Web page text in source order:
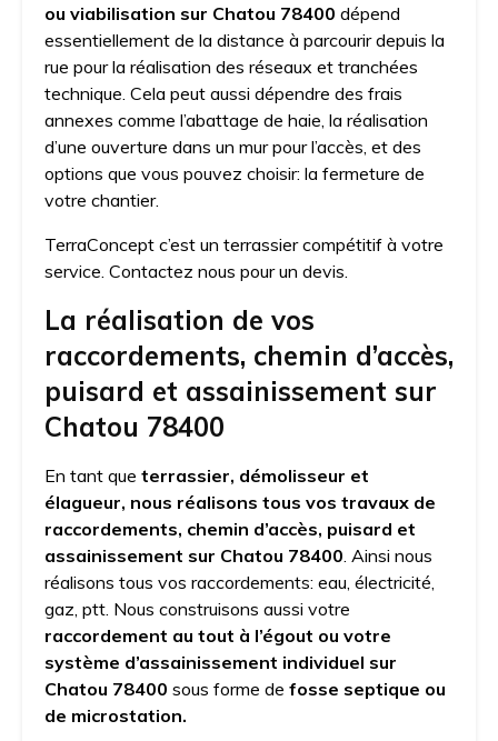
ou viabilisation sur Chatou 78400 dépend
essentiellement de la distance à parcourir depuis la
rue pour la réalisation des réseaux et tranchées
technique. Cela peut aussi dépendre des frais
annexes comme l’abattage de haie, la réalisation
d’une ouverture dans un mur pour l’accès, et des
options que vous pouvez choisir: la fermeture de
votre chantier.
TerraConcept c’est un terrassier compétitif à votre
service. Contactez nous pour un devis.
La réalisation de vos
raccordements, chemin d’accès,
puisard et assainissement sur
Chatou 78400
En tant que terrassier, démolisseur et
élagueur, nous réalisons tous vos travaux de
raccordements, chemin d’accès, puisard et
assainissement sur Chatou 78400 . Ainsi nous
réalisons tous vos raccordements: eau, électricité,
gaz, ptt. Nous construisons aussi votre
raccordement au tout à l’égout ou votre
système d’assainissement individuel sur
Chatou 78400 sous forme de fosse septique ou
de microstation.